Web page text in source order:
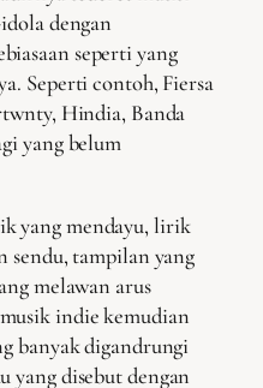
dengan
seperti yang
Seperti contoh, Fiersa
Hindia, Banda
yang belum
yang mendayu, lirik
sendu, tampilan yang
melawan arus
indie kemudian
banyak digandrungi
yang disebut dengan